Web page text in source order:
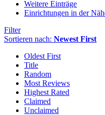
Weitere Einträge
Einrichtungen in der
Filter
Sortieren nach: Newest First
Oldest First
Title
Random
Most Reviews
Highest Rated
Claimed
Unclaimed